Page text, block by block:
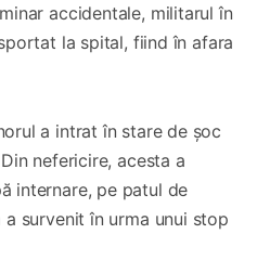
accidentale, militarul în
la spital, fiind în afara
a intrat în stare de șoc
nefericire, acesta a
internare, pe patul de
survenit în urma unui stop